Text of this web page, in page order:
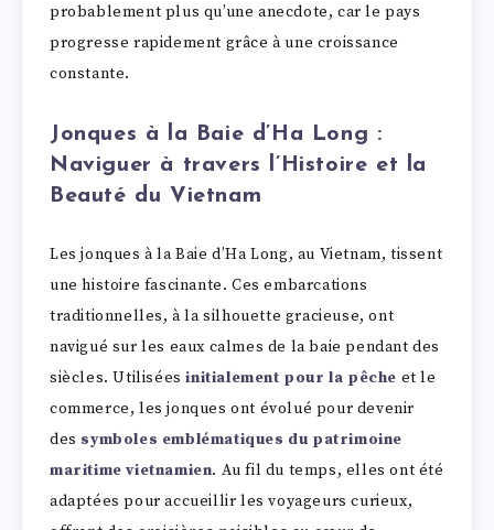
probablement plus qu’une anecdote, car le pays
progresse rapidement grâce à une croissance
constante.
Jonques à la Baie d’Ha Long :
Naviguer à travers l’Histoire et la
Beauté du Vietnam
Les jonques à la Baie d’Ha Long, au Vietnam, tissent
une histoire fascinante. Ces embarcations
traditionnelles, à la silhouette gracieuse, ont
navigué sur les eaux calmes de la baie pendant des
siècles. Utiliséesinitialement pour la pêche et le
commerce, les jonques ont évolué pour devenir
des symboles emblématiques du patrimoine
maritime vietnamien. Au fil du temps, elles ont été
adaptées pour accueillir les voyageurs curieux,